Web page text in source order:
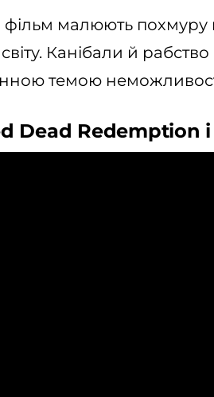
і фільм малюють
світу. Канібали й
темою
Dead Redemption